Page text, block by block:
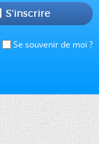
Se souvenir de moi ?
S'inscrire